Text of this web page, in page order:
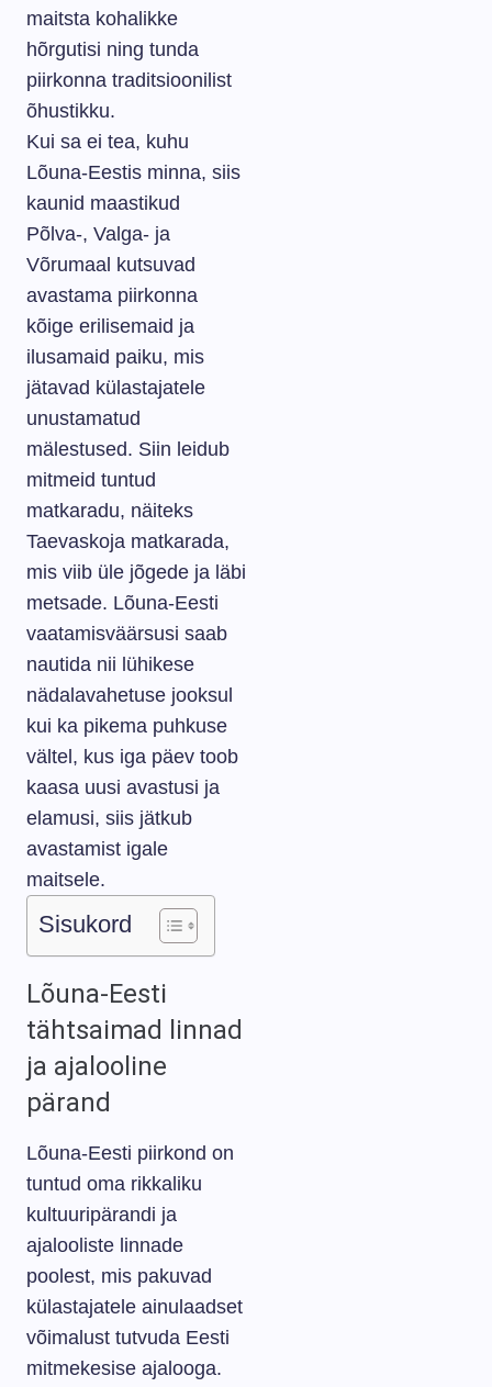
maitsta kohalikke
hõrgutisi ning tunda
piirkonna traditsioonilist
õhustikku.
Kui sa ei tea, kuhu
Lõuna-Eestis minna, siis
kaunid maastikud
Põlva-, Valga- ja
Võrumaal kutsuvad
avastama piirkonna
kõige erilisemaid ja
ilusamaid paiku, mis
jätavad külastajatele
unustamatud
mälestused. Siin leidub
mitmeid tuntud
matkaradu, näiteks
Taevaskoja matkarada,
mis viib üle jõgede ja läbi
metsade. Lõuna-Eesti
vaatamisväärsusi saab
nautida nii lühikese
nädalavahetuse jooksul
kui ka pikema puhkuse
vältel, kus iga päev toob
kaasa uusi avastusi ja
elamusi, siis jätkub
avastamist igale
maitsele.
Sisukord
Lõuna-Eesti
tähtsaimad linnad
ja ajalooline
pärand
Lõuna-Eesti piirkond on
tuntud oma rikkaliku
kultuuripärandi ja
ajalooliste linnade
poolest, mis pakuvad
külastajatele ainulaadset
võimalust tutvuda Eesti
mitmekesise ajalooga.